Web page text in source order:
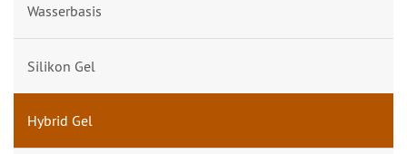
Wasserbasis
Silikon Gel
Hybrid Gel